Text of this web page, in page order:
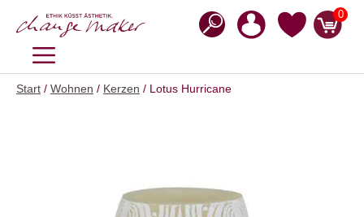
Inhalt
0
MENÜ
Start / Wohnen / Kerzen / Lotus Hurricane